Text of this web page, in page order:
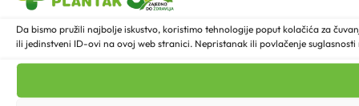
Da bismo pružili najbolje iskustvo, koristimo tehnologije poput kolačića za
ili jedinstveni ID-ovi na ovoj web stranici. Nepristanak ili povlačenje